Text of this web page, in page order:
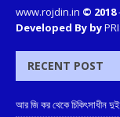
www.rojdin.in © 2018
Developed By by
RECENT POST
আর জি কর থেকে চিকিৎসাধীন